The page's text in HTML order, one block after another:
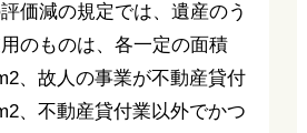
価減の規定では、遺産のう
のものは、各一定の面積
、故人の事業が不動産貸付
、不動産貸付業以外でかつ